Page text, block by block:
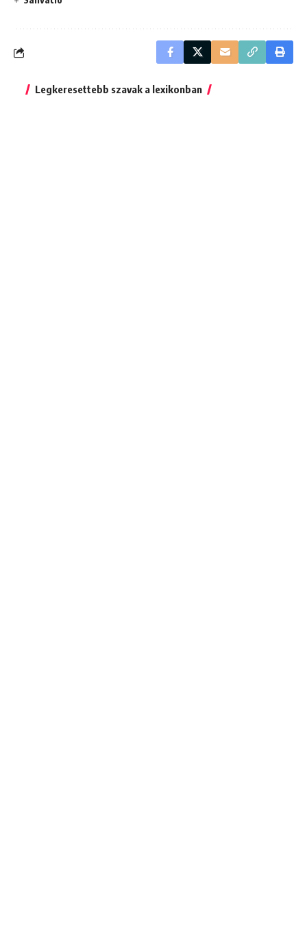
Legkeresettebb szavak a lexikonban